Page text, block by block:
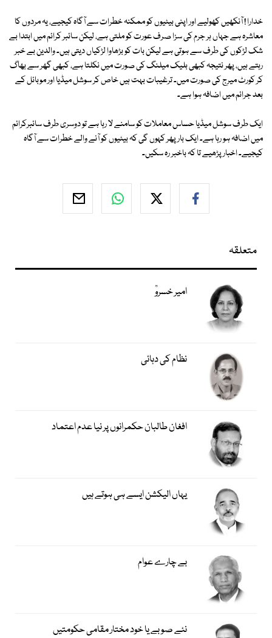
خدارا ! آنکھیں کھولیے اور اپنی بیٹیوں کو ممکنہ خطرات سے آگاہ کیجیے، یہ مردوں کا
معاشرہ ہے جہاں ہر جرم کی سزا صرف عورت کو ملتی ہے، لیکن سائبر کرائم میں ابتدا بے
شک لڑکوں کی طرف سے ہوتی ہے لیکن بات کو بڑھاوا لڑکیاں دیتی ہیں۔ والدین بے خبر
رہتے ہیں، پھر نتیجہ کبھی بلیک میلنگ کی صورت میں نکلتا ہے، کبھی گھر سے بھاگ
کر کورٹ میرج کی صورت میں۔ ترغیبات بہت ہیں خاص کر سوشل میڈیا اور موبائل کے
بعد جرائم میں اضافہ ہوا ہے۔
ایک طرف سوشل میڈیا حساس معاملات کو سامنے لا رہا ہے تو دوسری طرف سائبرکرائم
میں اضافہ ہو رہا ہے۔ ایک بار پھر کہوں گی کہ بیٹیوں کو آنے والے خطرات سے آگاہ
کیجیے۔ اخبار پڑھیے تا کہ باخبر رہ سکیں۔
متعلقہ
امیر خسروؒ
نظام کی دہائی
افغان طالبان حکمرانوں پر نیا عدم اعتماد
یہاں الیکشن ایسے ہی ہوتے ہیں
بے چارے عوام
نئے صوبے یا خود مختار مقامی حکومتیں